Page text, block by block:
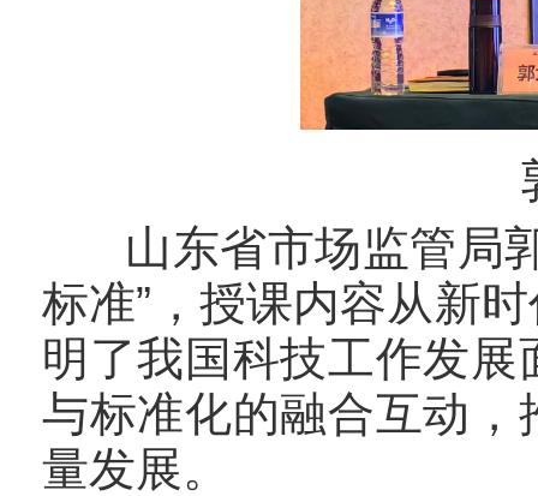
山东省市场监管局郭
标准”，授课内容从新
明了我国科技工作发
与标准化的融合互动
量发展。